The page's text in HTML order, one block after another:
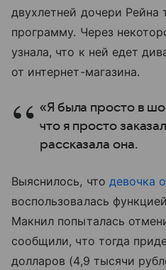
двухлетней дочери Рейна
программу. Через
узнала, что к ней едет
от интернет-магазина.
«Я была просто в
что я просто
рассказала она.
Выяснилось, что девочка
воспользовалась
Макнил попыталась
сообщили, что тогда
долларов (4,9 тысячи